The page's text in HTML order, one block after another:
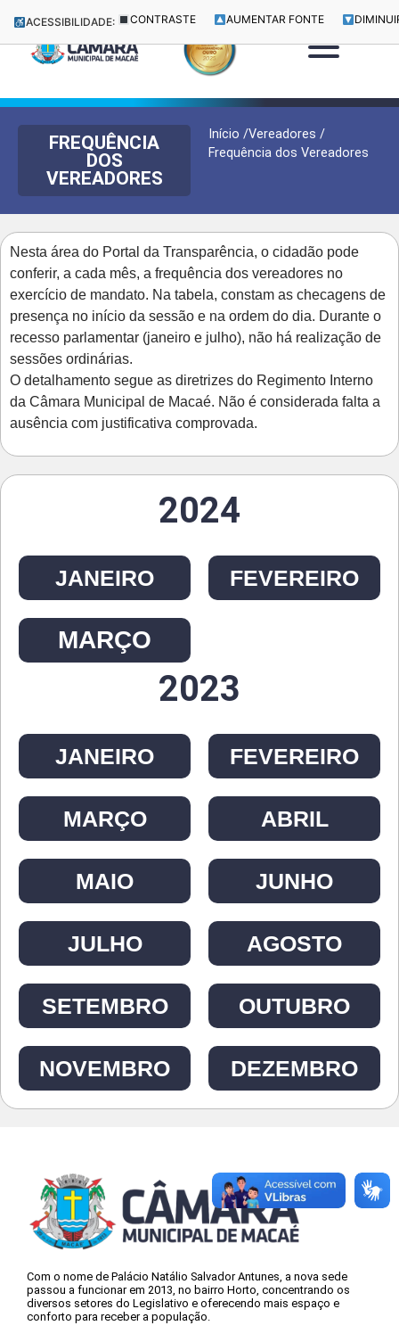
ACESSIBILIDADE: CONTRASTE AUMENTAR FONTE
FREQUÊNCIA
DOS
VEREADORES
Início /Vereadores /
Frequência dos Vereadores
Nesta área do Portal da Transparência, o cidadão pode
conferir, a cada mês, a frequência dos vereadores no
exercício de mandato. Na tabela, constam as checagens de
presença no início da sessão e na ordem do dia. Durante o
recesso parlamentar (janeiro e julho), não há realização de
sessões ordinárias.
O detalhamento segue as diretrizes do Regimento Interno
da Câmara Municipal de Macaé. Não é considerada falta a
ausência com justificativa comprovada.
2024
JANEIRO FEVEREIRO
MARÇO
2023
JANEIRO FEVEREIRO
MARÇO ABRIL
MAIO JUNHO
JULHO AGOSTO
SETEMBRO OUTUBRO
NOVEMBRO DEZEMBRO
Com o nome de Palácio Natálio Salvador Antunes, a nova sede
passou a funcionar em 2013, no bairro Horto, concentrando os
diversos setores do Legislativo e oferecendo mais espaço e
conforto para receber a população.